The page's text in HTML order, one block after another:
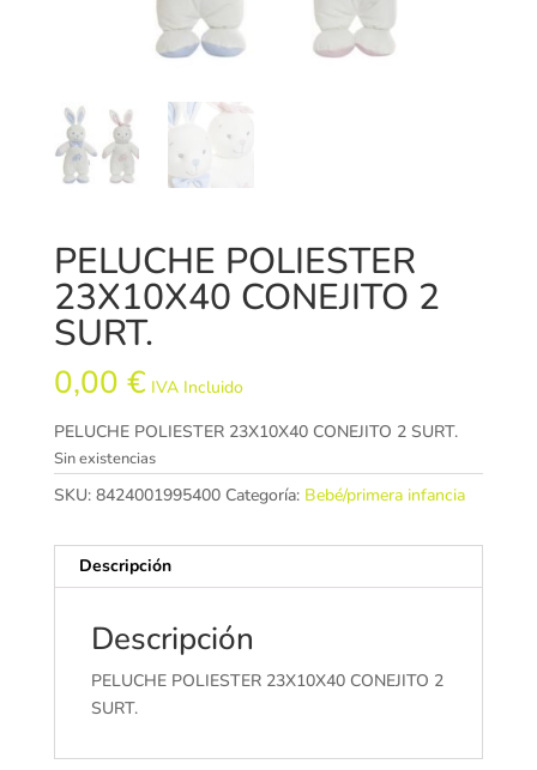
PELUCHE POLIESTER
23X10X40 CONEJITO 2
SURT.
0,00 € IVA Incluido
PELUCHE POLIESTER 23X10X40 CONEJITO 2 SURT.
Sin existencias
SKU: 8424001995400 Categoría: Bebé/primera infancia
Descripción
Descripción
PELUCHE POLIESTER 23X10X40 CONEJITO 2
SURT.